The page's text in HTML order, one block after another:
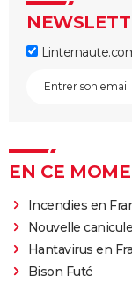
EN CE
Incendies en
Nouvelle canicule
Hantavirus en
Bison Futé